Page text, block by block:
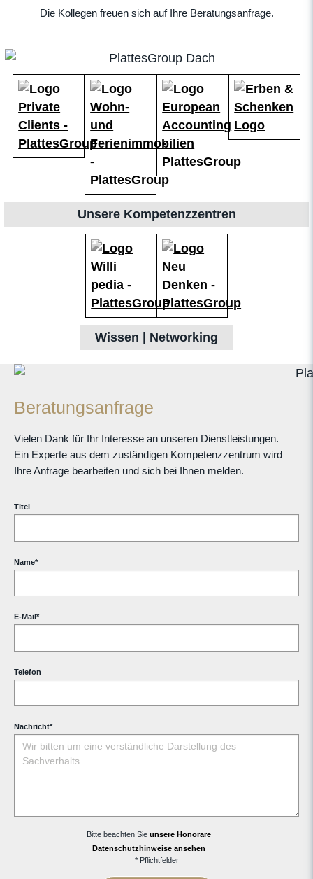
Die Kollegen freuen sich auf Ihre Beratungsanfrage.
Unsere Kompetenzzentren
Wissen | Networking
Beratungsanfrage
Vielen Dank für Ihr Interesse an unseren Dienstleistungen.
Ein Experte aus dem zuständigen Kompetenzzentrum wird
Ihre Anfrage bearbeiten und sich bei Ihnen melden.
Titel
Name*
E-Mail *
Telefon
Nachricht*
Bitte beachten Sie unsere Honorare
Datenschutzhinweise ansehen
* Pflichtfelder